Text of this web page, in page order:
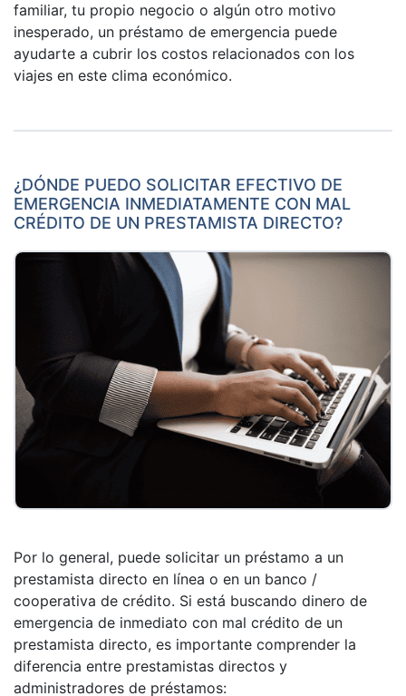
familiar, tu propio negocio o algún otro motivo
inesperado, un préstamo de emergencia puede
ayudarte a cubrir los costos relacionados con los
viajes en este clima económico.
¿DÓNDE PUEDO SOLICITAR EFECTIVO DE
EMERGENCIA INMEDIATAMENTE CON MAL
CRÉDITO DE UN PRESTAMISTA DIRECTO?
Por lo general, puede solicitar un préstamo a un
prestamista directo en línea o en un banco /
cooperativa de crédito. Si está buscando dinero de
emergencia de inmediato con mal crédito de un
prestamista directo, es importante comprender la
diferencia entre prestamistas directos y
administradores de préstamos: